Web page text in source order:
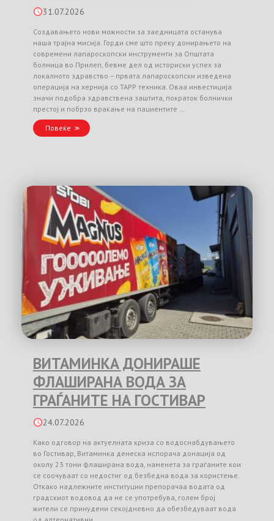
31.07.2026
Создавањето нови можности за заедницата останува
наша трајна мисија. Горди сме што преку донирањето на
современи лапароскопски инструменти за Општата
болница во Прилеп, бевме дел од историски успех за
локалното здравство – првата лапароскопски изведена
операција на хернија со TAPP техника. Оваа инвестиција
значи подобра здравствена заштита, пократок болнички
престој и побрзо враќање на пациентите …
Повеќе
ВИТАМИНКА ДОНИРАШЕ
ФЛАШИРАНА ВОДА ЗА
ГРАЃАНИТЕ НА ГОСТИВАР
24.07.2026
Како одговор на актуелната криза со водоснабдувањето
во Гостивар, Витаминка денеска испорача донација од
околу 23 тони флаширана вода, наменета за граѓаните кои
се соочуваат со недостиг од безбедна вода за користење.
Откако надлежните институции препорачаа водата од
градскиот водовод да не се употребува, голем број
жители се принудени секојдневно да обезбедуваат вода